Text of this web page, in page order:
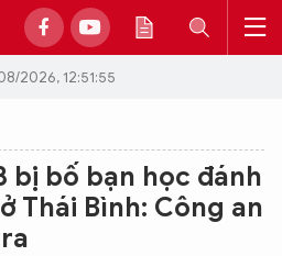
2026, 12:51:55
bị bố bạn học đánh
Thái Bình: Công an